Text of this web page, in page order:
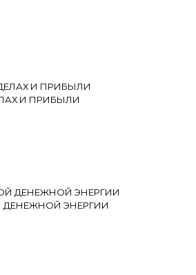
И ПРИБЫЛИ
ДЕНЕЖНОЙ ЭНЕРГИИ